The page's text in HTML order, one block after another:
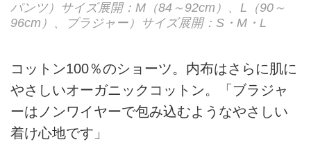
パンツ）サイズ展開：M（84～92cm）、L（90～
96cm）、ブラジャー）サイズ展開：S・M・L
コットン100％のショーツ。内布はさらに肌に
やさしいオーガニックコットン。「ブラジャ
ーはノンワイヤーで包み込むようなやさしい
着け心地です」